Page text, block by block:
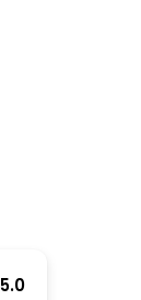
5.0